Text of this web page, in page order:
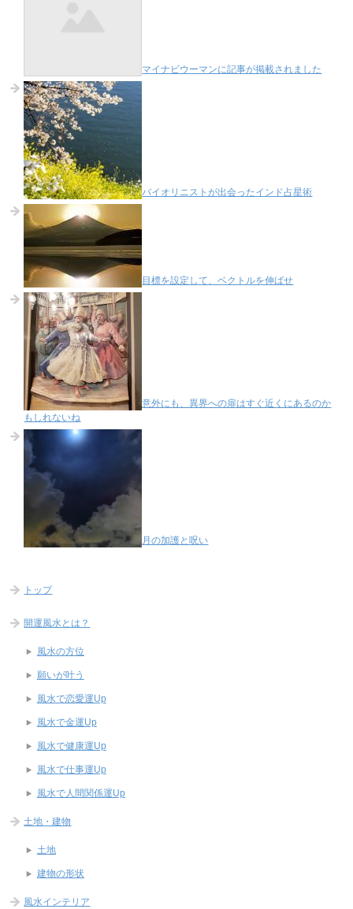
マイナビウーマンに記事が掲載されました
バイオリニストが出会ったインド占星術
目標を設定して、ベクトルを伸ばせ
意外にも、異界への扉はすぐ近くにあるのか
もしれないね
月の加護と呪い
トップ
開運風水とは？
風水の方位
願いが叶う
風水で恋愛運Up
風水で金運Up
風水で健康運Up
風水で仕事運Up
風水で人間関係運Up
土地・建物
土地
建物の形状
風水インテリア